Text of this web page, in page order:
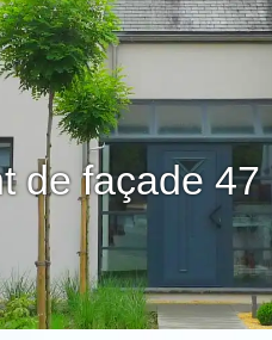
de façade 47